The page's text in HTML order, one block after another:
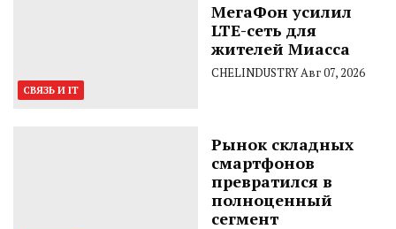
СВЯЗЬ И IT
МегаФон усилил
LTE-сеть для
жителей Миасса
CHELINDUSTRYАвг 07, 2026
Рынок складных
смартфонов
превратился в
полноценный
сегмент